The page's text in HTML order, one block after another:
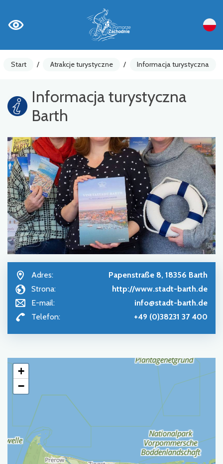
Start / Atrakcje turystyczne / Informacja turystyczna
Informacja turystyczna
Barth
Adres:
Papenstraße 8, 18356 Barth
Strona:
http://www.stadt-barth.de
E-mail:
info@stadt-barth.de
Telefon:
+49 (0)38231 37 400
+
−